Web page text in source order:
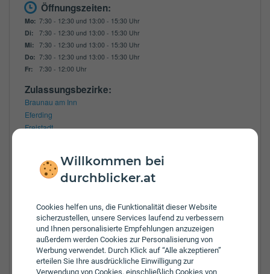
Willkommen bei
durchblicker.at
Cookies helfen uns, die Funktionalität dieser Website
sicherzustellen, unsere Services laufend zu verbessern
und Ihnen personalisierte Empfehlungen anzuzeigen
außerdem werden Cookies zur Personalisierung von
Werbung verwendet. Durch Klick auf “Alle akzeptieren”
erteilen Sie Ihre ausdrückliche Einwilligung zur
Verwendung von Cookies, einschließlich Cookies von
Öffnungszeiten:
Mo: 7:30 - 12:30 und 13:00 - 15:30 Uhr
Di:
7:30 - 12:30 und 13:00 - 15:30 Uhr
Mi: 7:30 - 12:30 und 13:00 - 15:30 Uhr
Do: 7:30 - 12:30 und 13:00 - 15:30 Uhr
Fr:
7:30 - 12:00 Uhr
Zulassungsbezirke:
Braunau am Inn
Eferding
Freistadt
Kirchdorf an der Krems
Perg
Ried im Innkreis
Rohrbach
Schärding
Steyr Enns
Steyr